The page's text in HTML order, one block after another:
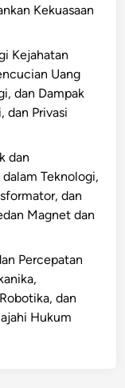
Kekuasaan
Kejahatan
Uang
dan Dampak
dan Privasi
dan
Teknologi,
dan
Magnet dan
Percepatan
dan
Hukum